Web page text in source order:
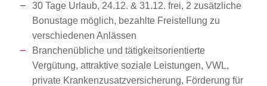
30 Tage Urlaub, 24.12. & 31.12. frei, 2 zusätzliche
Bonustage möglich, bezahlte Freistellung zu
verschiedenen Anlässen
Branchenübliche und tätigkeitsorientierte
Vergütung, attraktive soziale Leistungen, VWL,
private Krankenzusatzversicherung, Förderung für